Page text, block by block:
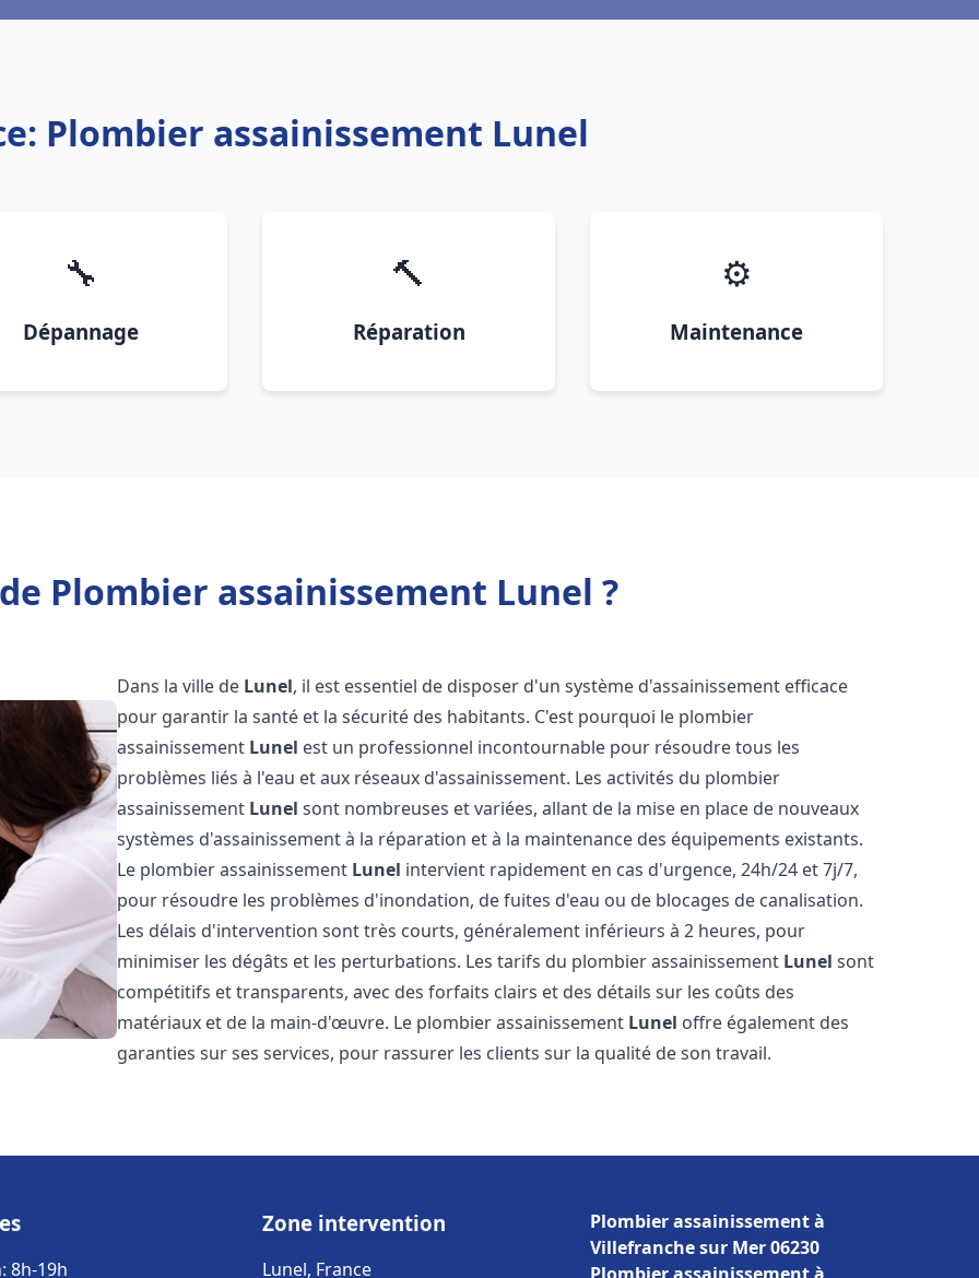
Plombier assainissement Lunel
🔧
Dépannage
🔨
Réparation
⚙️
Maintenance
Plombier assainissement Lunel ?
Dans la ville de Lunel, il est essentiel de disposer d'un système d'assainissement efficace
pour garantir la santé et la sécurité des habitants. C'est pourquoi le plombier
assainissement Lunel est un professionnel incontournable pour résoudre tous les
problèmes liés à l'eau et aux réseaux d'assainissement. Les activités du plombier
assainissement Lunel sont nombreuses et variées, allant de la mise en place de nouveaux
systèmes d'assainissement à la réparation et à la maintenance des équipements existants.
Le plombier assainissement Lunel intervient rapidement en cas d'urgence, 24h/24 et 7j/7,
pour résoudre les problèmes d'inondation, de fuites d'eau ou de blocages de canalisation.
Les délais d'intervention sont très courts, généralement inférieurs à 2 heures, pour
minimiser les dégâts et les perturbations. Les tarifs du plombier assainissement Lunel sont
compétitifs et transparents, avec des forfaits clairs et des détails sur les coûts des
matériaux et de la main-d'œuvre. Le plombier assainissement Lunel offre également des
garanties sur ses services, pour rassurer les clients sur la qualité de son travail.
8h-19h
Zone intervention
Lunel, France
Plombier assainissement à
Villefranche sur Mer 06230